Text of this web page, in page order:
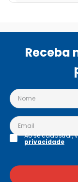
Receba
Ao se cadastrar,
privacidade